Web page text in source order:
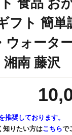
食品 お
フト 簡単
ウォータ
南 藤沢
推奨しております。
知りたい方はこちらで